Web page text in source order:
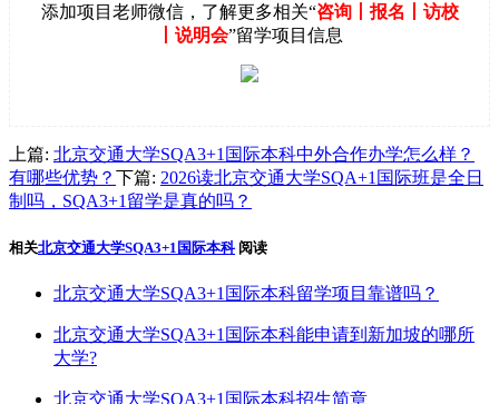
添加项目老师微信，了解更多相关“咨询丨报名丨访校
丨说明会”留学项目信息
上篇: 北京交通大学SQA3+1国际本科中外合作办学怎么样？
有哪些优势？ 下篇: 2026读北京交通大学SQA+1国际班是全日
制吗，SQA3+1留学是真的吗？
相关北京交通大学SQA3+1国际本科 阅读
北京交通大学SQA3+1国际本科留学项目靠谱吗？
北京交通大学SQA3+1国际本科能申请到新加坡的哪所
大学?
北京交通大学SQA3+1国际本科招生简章